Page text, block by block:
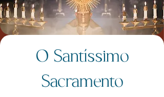
O Santíssimo
Sacramento